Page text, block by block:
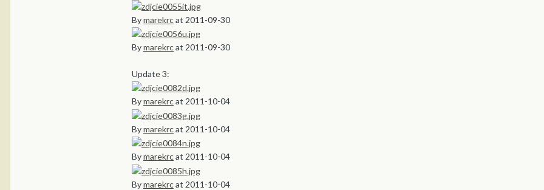
Bymarekrcat 2011-09-30
Bymarekrcat 2011-09-30
Update 3:
Bymarekrcat 2011-10-04
Bymarekrcat 2011-10-04
Bymarekrcat 2011-10-04
Bymarekrcat 2011-10-04